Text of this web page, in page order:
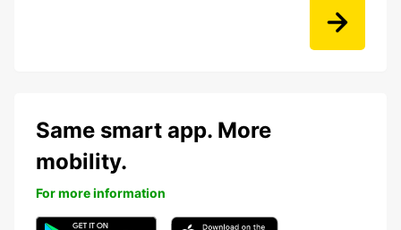
Same smart app. More
mobility.
For more information